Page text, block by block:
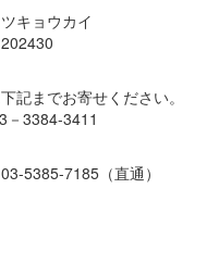
キョウカイ
記までお寄せください。
3384-3411
7185（直通）